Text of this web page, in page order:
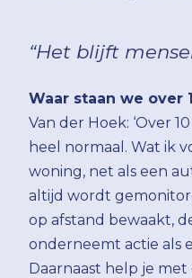
“Het blijft
Waar staan we over
Van der Hoek: ‘Over
heel normaal. Wat ik
woning, net als een
altijd wordt
op afstand bewaakt,
onderneemt actie als
Daarnaast help je